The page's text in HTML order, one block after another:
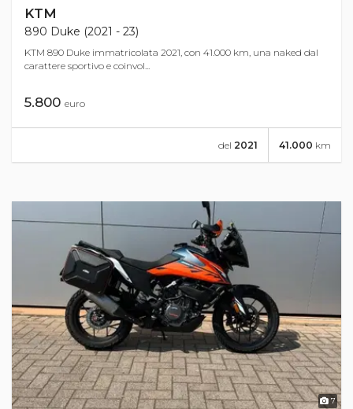
KTM
890 Duke (2021 - 23)
KTM 890 Duke immatricolata 2021, con 41.000 km, una naked dal
carattere sportivo e coinvol...
5.800 euro
41.000 km
del 2021
7